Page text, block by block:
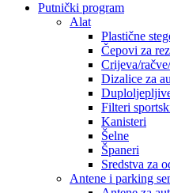
Putnički program
Alat
Plastične
Čepovi za
Crijeva/
Dizalice za
Filteri
Kanisteri
Šelne
Španeri
Sredstva za
Antene i parking